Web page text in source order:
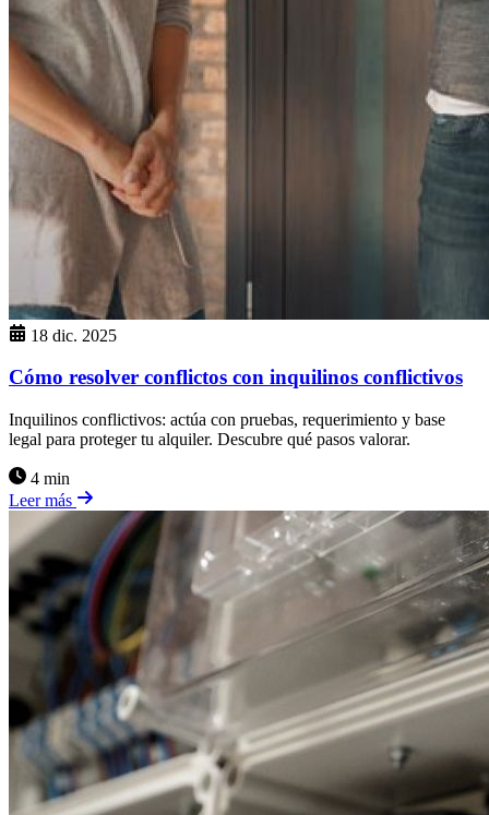
18 dic. 2025
Cómo resolver conflictos con inquilinos conflictivos
Inquilinos conflictivos: actúa con pruebas, requerimiento y base
legal para proteger tu alquiler. Descubre qué pasos valorar.
4 min
Leer más